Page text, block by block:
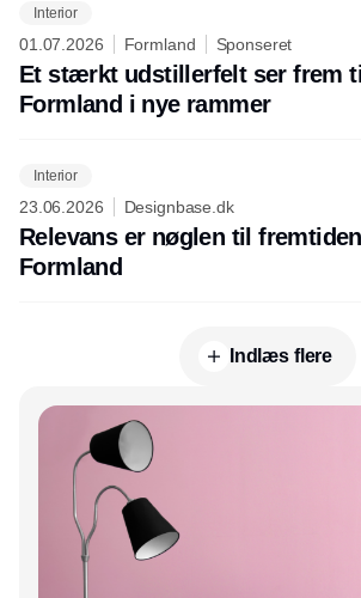
Interior
01.07.2026 Formland Sponseret
Et stærkt udstillerfelt ser frem
Formland i nye rammer
Interior
23.06.2026 Designbase.dk
Relevans er nøglen til
Formland
Indlæs flere
Annonce